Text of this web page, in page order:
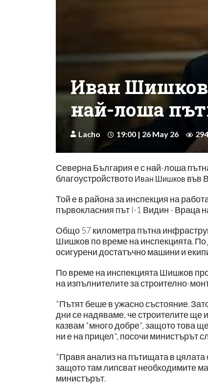
Иван Шишков:
най-лоша
Lacho 19:00 | 26 May 26 294
Северна България е с най-лоша
благоустройството Иван Шишков във
Той е в района за инспекция на
първокласния път I-1 Видин - Враца
Общо 57 километра пътна
Шишков по време на инспекцията.
осигурени достатъчно машини и
По време на инспекцията Шишков
на изпълнителите за строително-
"Пътят беше в ужасно състояние.
дни се надяваме, че строителите
казвам "много добре", защото това
ни е на прицел", посочи министърът
"Правя анализ на пътищата в
защото там липсват необходимите
министърът.